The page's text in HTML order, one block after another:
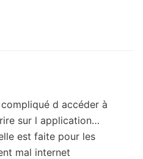
d accéder à
sur l application…
est faite pour les
mal internet